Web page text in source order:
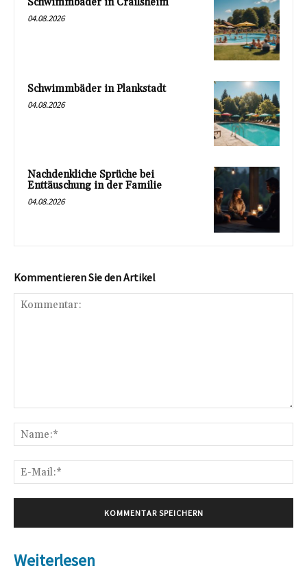
04.08.2026
Schwimmbäder in Plankstadt
04.08.2026
Nachdenkliche Sprüche bei
Enttäuschung in der Familie
04.08.2026
Kommentieren Sie den Artikel
Weiterlesen